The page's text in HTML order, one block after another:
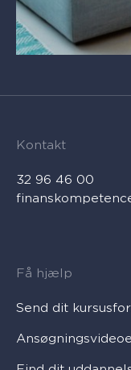
Kontakt
32 96 46 00
Få hjælp
Send dit